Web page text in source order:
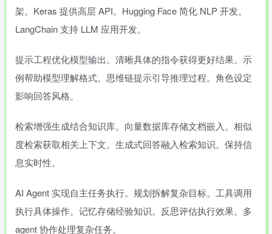
架。Keras 提供高层 API。Hugging Face 简化 NLP 开发。
LangChain 支持 LLM 应用开发。
提示工程优化模型输出。清晰具体的指令获得更好结果。示
例帮助模型理解格式。思维链提示引导推理过程。角色设定
影响回答风格。
检索增强生成结合知识库。向量数据库存储文档嵌入。相似
度检索获取相关上下文。生成式回答融入检索知识。保持信
息实时性。
AI Agent 实现自主任务执行。规划拆解复杂目标。工具调用
执行具体操作。记忆存储经验知识。反思评估执行效果。多
agent 协作处理复杂任务。